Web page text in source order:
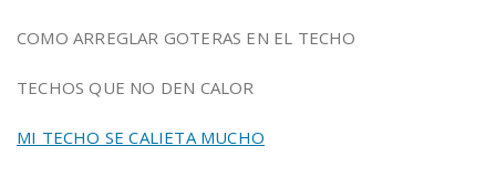
COMO ARREGLAR GOTERAS EN EL TECHO
TECHOS QUE NO DEN CALOR
MI TECHO SE CALIETA MUCHO